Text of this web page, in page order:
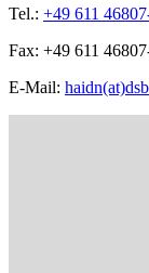
Tel.: +49 611
Fax: +49 611
E-Mail: